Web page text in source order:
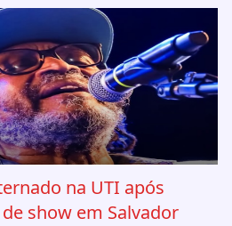
na UTI após
show em Salvador